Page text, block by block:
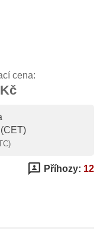
cena:
(CET)
3p Příhozy: 12